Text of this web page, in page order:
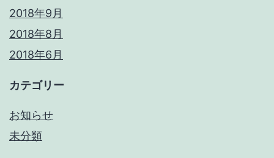
2018年9月
2018年8月
2018年6月
カテゴリー
お知らせ
未分類